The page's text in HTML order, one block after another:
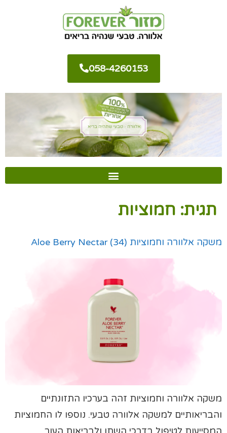
058-4260153
תגית: חמוציות
משקה אלוורה וחמוציות (34) Aloe Berry Nectar
משקה אלוורה וחמוציות זהה בערכיו התזונתיים
והבריאותיים למשקה אלוורה טבעי. נוספו לו החמוציות